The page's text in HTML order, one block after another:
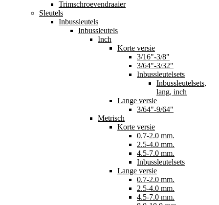
Trimschroevendraaier
Sleutels
Inbussleutels
Inbussleutels
Inch
Korte versie
3/16"-3/8"
3/64"-3/32"
Inbussleutelsets
Inbussleutelsets,
lang, inch
Lange versie
3/64"-9/64"
Metrisch
Korte versie
0.7-2.0 mm.
2.5-4.0 mm.
4.5-7.0 mm.
Inbussleutelsets
Lange versie
0.7-2.0 mm.
2.5-4.0 mm.
4.5-7.0 mm.